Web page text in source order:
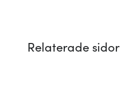
Relaterade sidor